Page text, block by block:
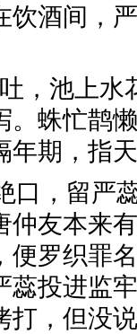
饮酒间，
，池上
。蛛忙鹊
期，指
口，留严
仲友本来
便罗织罪
蕊投进监
打，但没